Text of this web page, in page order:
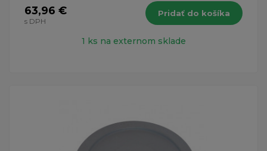
63,96 €
s DPH
Pridať do košíka
1 ks na externom sklade